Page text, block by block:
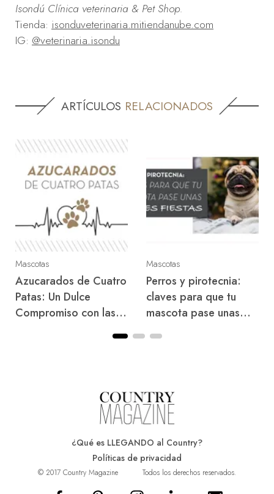
Isondú Clínica veterinaria & Pet Shop.
Tienda: isonduveterinaria.mitiendanube.com
IG: @veterinaria.isondu
ARTÍCULOS RELACIONADOS
Mascotas
Azucarados de Cuatro
Patas: Un Dulce
Compromiso con las
Mascotas
Perros y pirotecnia:
claves para que tu
mascota pase unas
¿Qué es LLEGANDO al Country?
Políticas de privacidad
© 2017 Country Magazine Todos los derechos reservados.